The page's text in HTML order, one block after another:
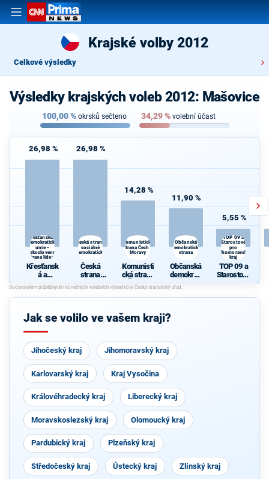
Krajské volby 2012
Celkové výsledky
Výsledky krajských voleb 2012: Mašovice
100,00% okrsků sečteno 34,29% volební účast
26,98 %
Křesťanská a
demokratická
unie -
Československá
strana lidová
Křesťansk
á a
demokrati
cká unie -
Českoslov
strana
26,98 %
Česká strana
sociálně
demokratická
Česká
strana
sociálně
demokrati
cká
14,28 %
Komunistická
strana Čech a
Moravy
Komunisti
cká strana
Čech a
Moravy
11,90 %
Občanská
demokratická
strana
Občanská
demokrati
cká strana
5,55 %
TOP 09 a
Starostové
pro
Jihomoravský
kraj
TOP 09 a
Starostové
pro
ský kraj
Jak se volilo ve vašem kraji?
Jihočeský kraj Jihomoravský kraj
Karlovarský kraj Kraj Vysočina
Královéhradecký kraj Liberecký kraj
Moravskoslezský kraj Olomoucký kraj
Pardubický kraj Plzeňský kraj
Středočeský kraj Ústecký kraj Zlínský kraj